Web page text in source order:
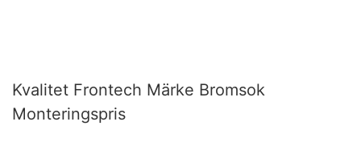
Kvalitet Frontech Märke Bromsok
Monteringspris